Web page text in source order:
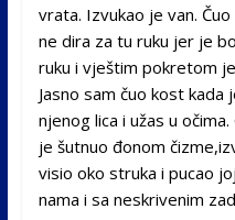
vrata. Izvukao je van.
ne dira za tu ruku jer je
ruku i vještim pokretom
Jasno sam čuo kost
njenog lica i užas u
je šutnuo đonom
visio oko struka i pucao
nama i sa neskrivenim